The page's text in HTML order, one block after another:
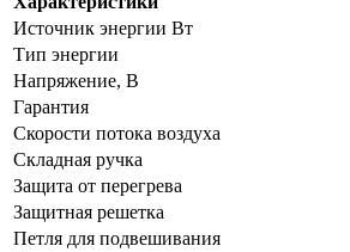
Источник энергии Вт
Тип энергии
Напряжение, В
Гарантия
Скорости потока воздуха
Складная ручка
Защита от перегрева
Защитная решетка
Петля для подвешивания